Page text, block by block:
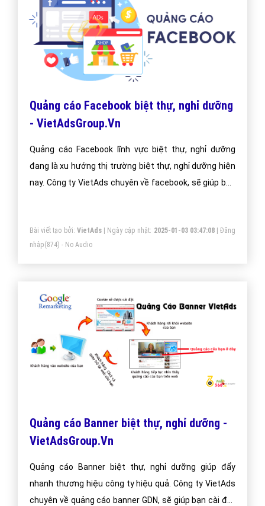
Quảng cáo Facebook biệt thự, nghỉ dưỡng
- VietAdsGroup.Vn
Quảng cáo Facebook lĩnh vực biệt thự, nghỉ dưỡng
đang là xu hướng thị trường biệt thự, nghỉ dưỡng hiện
nay. Công ty VietAds chuyên về facebook, sẽ giúp bạn
dưỡng một cách nhanh hiệu quả.
Bài viết tạo bởi: VietAds| Ngày cập nhật: 2025-01-03 03:47:08|Đăng
nhập(874) - No Audio
Quảng cáo Banner biệt thự, nghỉ dưỡng -
VietAdsGroup.Vn
Quảng cáo Banner biệt thự, nghỉ dưỡng giúp đẩy
nhanh thương hiệu công ty hiệu quả. Công ty VietAds
chuyên về quảng cáo banner GDN, sẽ giúp bạn cài đặt